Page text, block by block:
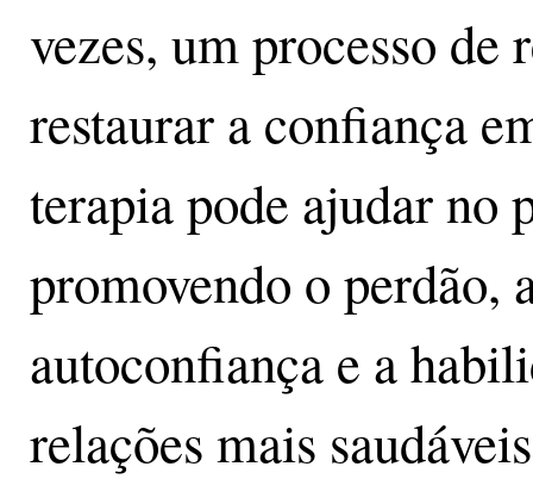
vezes, um processo de
restaurar a confiança
terapia pode ajudar no
promovendo o perdão,
autoconfiança e a
relações mais